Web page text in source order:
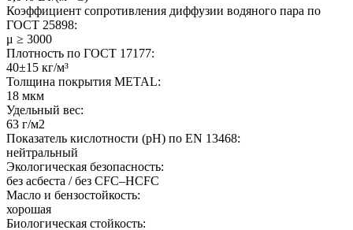
Коэффициент сопротивления диффузии водяного пара по
ГОСТ 25898:
μ ≥ 3000
Плотность по ГОСТ 17177:
40±15 кг/м³
Толщина покрытия METAL:
18 мкм
Удельный вес:
63 г/м2
Показатель кислотности (pH) по EN 13468:
нейтральный
Экологическая безопасность:
без асбеста / без CFC–HCFC
Масло и бензостойкость:
хорошая
Биологическая стойкость: